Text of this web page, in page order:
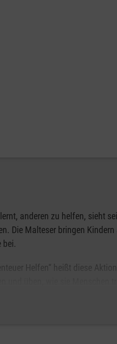
anderen zu helfen, sieht
Die Malteser bringen
bei.
Helfen“ heißt diese
wie sie selbst helfen